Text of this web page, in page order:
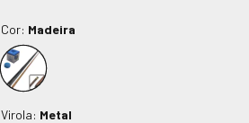
Cor: Madeira
Virola: Metal